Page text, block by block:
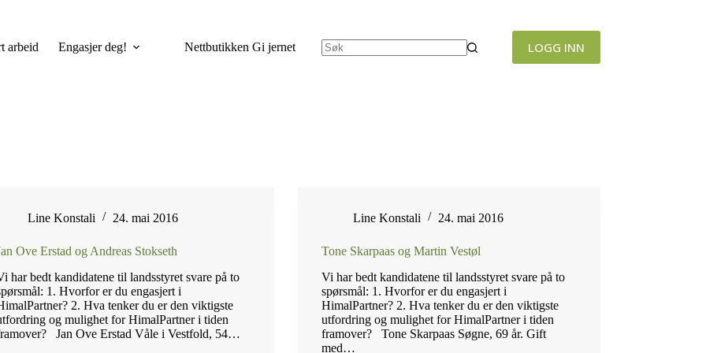
arbeid Engasjer deg! Nettbutikken Gi jernet LOGG INN
Line Konstali 24. mai 2016
Ove Erstad og Andreas Stokseth
har bedt kandidatene til landsstyret svare på to
1. Hvorfor er du engasjert i
2. Hva tenker du er den viktigste
og mulighet for HimalPartner i tiden
Jan Ove Erstad Våle i Vestfold, 54…
Line Konstali 24. mai 2016
Tone Skarpaas og Martin Vestøl
Vi har bedt kandidatene til landsstyret svare på to
spørsmål: 1. Hvorfor er du engasjert i
HimalPartner? 2. Hva tenker du er den viktigste
utfordring og mulighet for HimalPartner i tiden
framover? Tone Skarpaas Søgne, 69 år. Gift
med…